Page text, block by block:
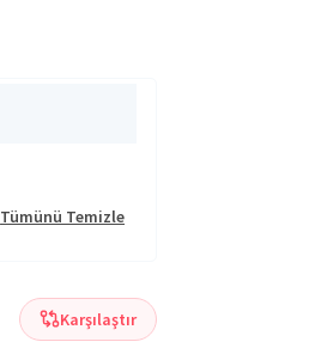
Tümünü Temizle
Karşılaştır